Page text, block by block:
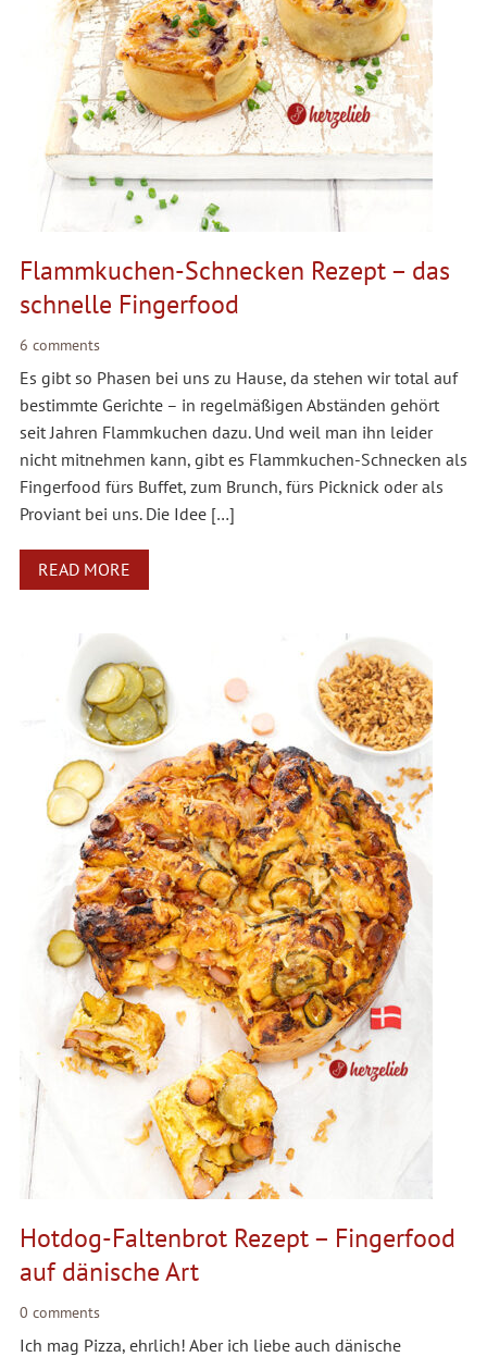
Flammkuchen-Schnecken Rezept – das
schnelle Fingerfood
6 comments
Es gibt so Phasen bei uns zu Hause, da stehen wir total auf
bestimmte Gerichte – in regelmäßigen Abständen gehört
seit Jahren Flammkuchen dazu. Und weil man ihn leider
nicht mitnehmen kann, gibt es Flammkuchen-Schnecken als
Fingerfood fürs Buffet, zum Brunch, fürs Picknick oder als
Proviant bei uns. Die Idee […]
READ MORE
Hotdog-Faltenbrot Rezept – Fingerfood
auf dänische Art
0 comments
Ich mag Pizza, ehrlich! Aber ich liebe auch dänische